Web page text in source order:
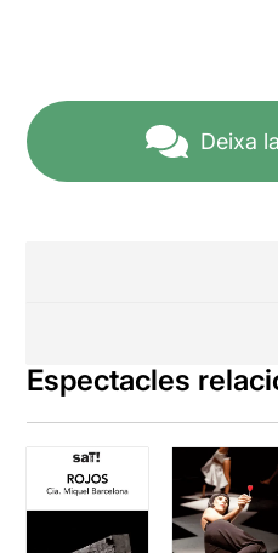
Deixa
Espectacles